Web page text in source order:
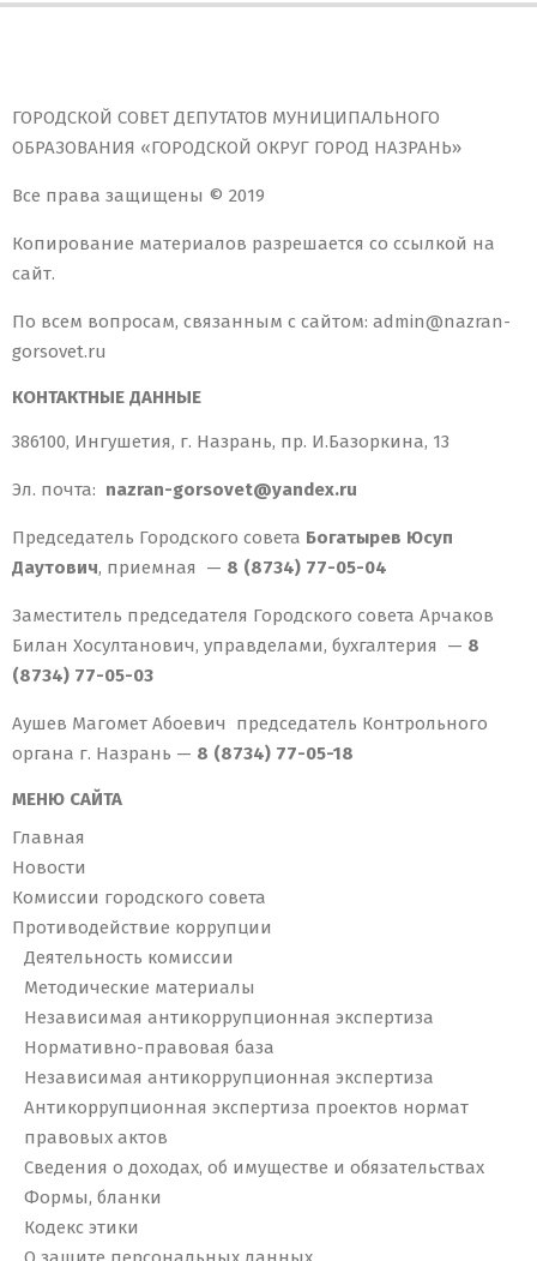
ГОРОДСКОЙ СОВЕТ ДЕПУТАТОВ МУНИЦИПАЛЬНОГО
ОБРАЗОВАНИЯ «ГОРОДСКОЙ ОКРУГ ГОРОД НАЗРАНЬ»
Все права защищены © 2019
Копирование материалов разрешается со ссылкой на
сайт.
По всем вопросам, связанным с сайтом: admin@nazran-
gorsovet.ru
КОНТАКТНЫЕ ДАННЫЕ
386100, Ингушетия, г. Назрань, пр. И.Базоркина, 13
Эл. почта: nazran-gorsovet@yandex.ru
Председатель Городского совета Богатырев Юсуп
Даутович, приемная — 8 (8734) 77-05-04
Заместитель председателя Городского совета Арчаков
Билан Хосултанович, управделами, бухгалтерия — 8
(8734) 77-05-03
Аушев Магомет Абоевич председатель Контрольного
органа г. Назрань — 8 (8734) 77-05-18
МЕНЮ САЙТА
Главная
Новости
Комиссии городского совета
Противодействие коррупции
Деятельность комиссии
Методические материалы
Независимая антикоррупционная экспертиза
Нормативно-правовая база
Независимая антикоррупционная экспертиза
Антикоррупционная экспертиза проектов нормат
правовых актов
Сведения о доходах, об имуществе и обязательствах
Формы, бланки
Кодекс этики